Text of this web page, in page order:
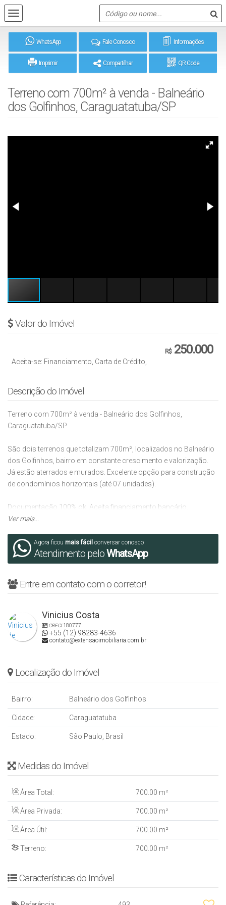
WhatsApp Fale Conosco Informações
Imprimir Compartilhar QR Code
Terreno com 700m² à venda - Balneário
dos Golfinhos, Caraguatatuba/SP
Valor do Imóvel
R$250.000
Aceita-se: Financiamento, Carta de Crédito,
Descrição do Imóvel
Terreno com 700m² à venda - Balneário dos Golfinhos,
Caraguatatuba/SP
São dois terrenos que totalizam 700m², localizados no Balneário
dos Golfinhos, bairro em constante crescimento e valorização.
Já estão aterrados e murados. Excelente opção para construção
de condomínios horizontais (até 07 unidades).
Documentação 100% ok. Aceita financiamento bancário.
arquitetônicos exclusivos.
Entre em contato para mais informações e agendamento de
visitas.
CRECI: 34875J.
Ver mais...
Agora ficou mais fácil conversar conosco
Atendimento peloWhatsApp
Entre em contato com o corretor!
Vinicius Costa
CRECI180777
+55 (12) 98283-4636
contato@extensaoimobiliaria.com.br
Localização do Imóvel
Bairro: Balneário dos Golfinhos
Cidade: Caraguatatuba
Estado: São Paulo, Brasil
Medidas do Imóvel
Área Total: 700.00 m²
Área Privada: 700.00 m²
Área Útil: 700.00 m²
Terreno: 700.00 m²
Características do Imóvel